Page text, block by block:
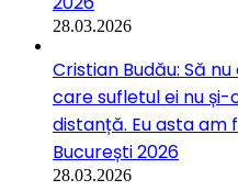
28.03.2026
Cristian Budău: Să
care sufletul ei nu
distanță. Eu asta
București 2026
28.03.2026